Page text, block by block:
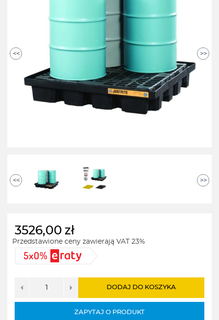
<< >>
<< >>
3526,00 zł
Przedstawione ceny zawierają VAT 23%
DODAJ DO KOSZYKA
ZAPYTAJ O PRODUKT